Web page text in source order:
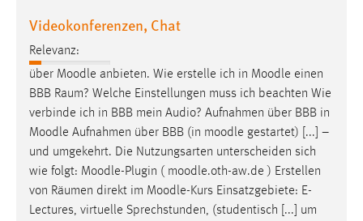
Videokonferenzen, Chat
Relevanz:
über Moodle anbieten. Wie erstelle ich in Moodle einen
BBB Raum? Welche Einstellungen muss ich beachten Wie
verbinde ich in BBB mein Audio? Aufnahmen über BBB in
Moodle Aufnahmen über BBB (in moodle gestartet) [...] –
und umgekehrt. Die Nutzungsarten unterscheiden sich
wie folgt: Moodle-Plugin ( moodle.oth-aw.de ) Erstellen
von Räumen direkt im Moodle-Kurs Einsatzgebiete: E-
Lectures, virtuelle Sprechstunden, (studentisch [...] um
Matomo
Name:
_pk_ref, _pk_cvar, _pk_id, _pk_ses
Zweck:
Zugriffsstatistik
Cookie Laufzeit:
Max. 13 Monate